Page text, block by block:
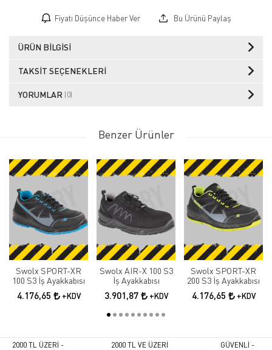
Fiyatı Düşünce Haber Ver Bu Ürünü Paylaş
ÜRÜN BILGISI
TAKSIT SEÇENEKLERI
YORUMLAR (0)
Benzer Ürünler
Swolx SPORT-XR
100 S3 İş Ayakkabısı
4.176,65 +KDV
Swolx AIR-X 100 S3
İş Ayakkabısı
3.901,87 +KDV
Swolx SPORT-XR
200 S3 İş Ayakkabısı
4.176,65 +KDV
2000 TL ÜZERİ -
2000 TL VE ÜZERİ
GÜVENLİ -